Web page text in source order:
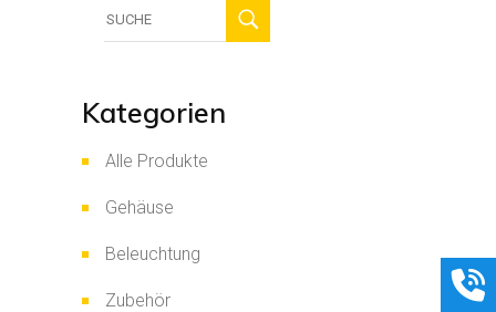
Kategorien
Alle Produkte
Gehäuse
Beleuchtung
Zubehör